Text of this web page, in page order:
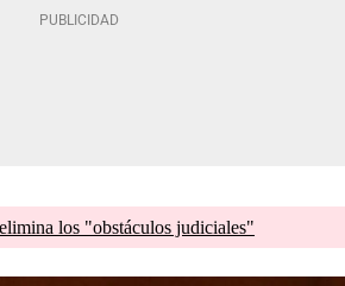
los "obstáculos judiciales"